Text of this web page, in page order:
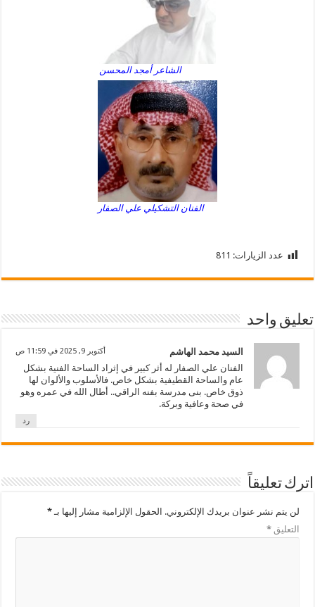
الشاعر أمجد المحسن
الفنان التشكيلي علي الصفار
عدد الزيارات: 811
تعليق واحد
السيد محمد الهاشم أكتوبر 9, 2025 في 11:59 ص
الفنان علي الصفار له أثر كبير في إثراد الساحة الفنية بشكل
عام والساحة القطيفية بشكل خاص. فالأسلوب والألوان لها
ذوق خاص. بنى مدرسة بفنه الراقي.. أطال الله في عمره وهو
في صحة وعافية وبركة.
رد
اترك تعليقاً
لن يتم نشر عنوان بريدك الإلكتروني. الحقول الإلزامية مشار إليها بـ*
التعليق*